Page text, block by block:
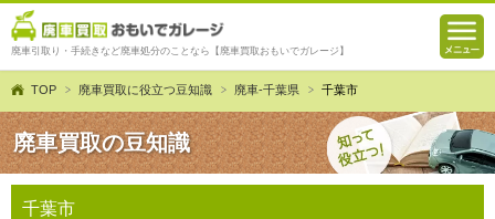
廃車引取り・手続きなど廃車処分のことなら【廃車買取おもいでガレージ】
TOP 廃車買取に役立つ豆知識 廃車-千葉県 千葉市
廃車買取の豆知識
千葉市